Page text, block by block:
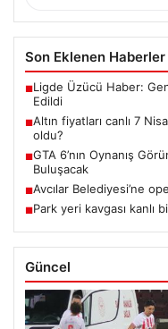
Son Eklenen Haberler
■Ligde Üzücü Haber:
Edildi
■Altın fiyatları canlı 7
oldu?
■GTA 6’nın Oynanış
Buluşacak
■Avcılar Belediyesi’ne
■Park yeri kavgası kanlı
Güncel